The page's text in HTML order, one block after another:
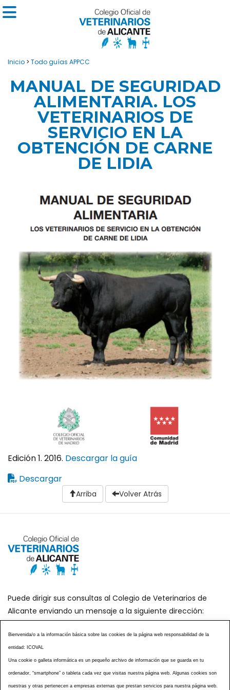
Inicio > Todo guías APPCC
MANUAL DE SEGURIDAD
ALIMENTARIA. LOS
VETERINARIOS DE
SERVICIO EN LA
OBTENCIÓN DE CARNE
DE LIDIA
Edición 1. 2016. Descargar la guía
Descargar
Arriba Volver Atrás
Puede dirigir sus consultas al Colegio de Veterinarios de
Alicante enviando un mensaje a la siguiente dirección:
secretaria@icoval.org
¿SABÍAS QUÉ?
CENTROS VETERINARIOS
TABLÓN ANUNCIOS
CURSOS Y EVENTOS
TÉRMINOS Y CONDICIONES
Bienvenida/o a la información básica sobre las cookies de la página web responsabilidad de la
entidad: ICOVAL
Una cookie o galleta informática es un pequeño archivo de información que se guarda en tu
ordenador, “smartphone” o tableta cada vez que visitas nuestra página web. Algunas cookies son
nuestras y otras pertenecen a empresas externas que prestan servicios para nuestra página web.